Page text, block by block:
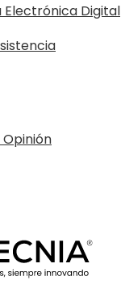
Electrónica Digital